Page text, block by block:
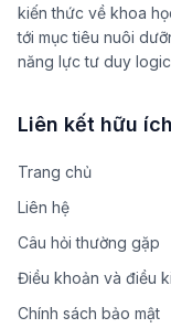
kiến thức về khoa
tới mục tiêu nuôi
năng lực tư duy
Liên kết hữu ích
Trang chủ
Liên hệ
Câu hỏi thường gặp
Điều khoản và điều
Chính sách bảo mật